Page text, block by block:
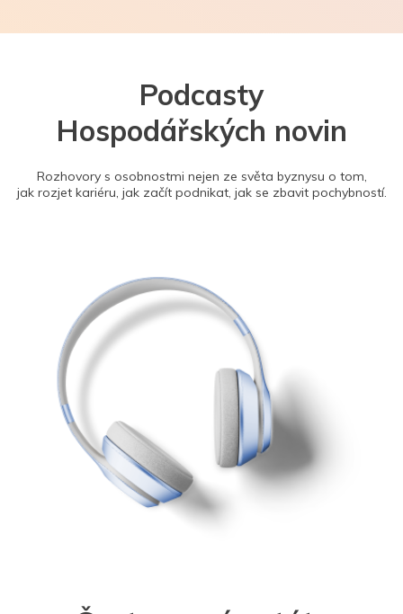
Podcasty
Hospodářských novin
Rozhovory s osobnostmi nejen ze světa byznysu o tom,
jak rozjet kariéru, jak začít podnikat, jak se zbavit pochybností.